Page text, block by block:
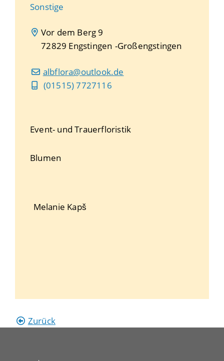
Großengstingen
Vor dem Berg 9
72829 Engstingen
albflora@outlook.de
(01515) 77271 16
Melanie Kapš
Event- und Trauerfloristik
Blumen
Sonstige
Zurück